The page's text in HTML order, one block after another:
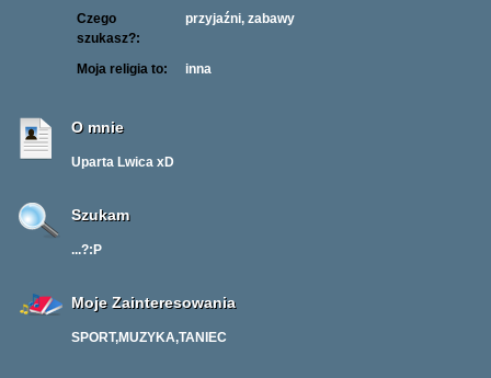
Czego
szukasz?:
przyjaźni, zabawy
Moja religia to: inna
O mnie
Uparta Lwica xD
Szukam
...?:P
Moje Zainteresowania
SPORT,MUZYKA,TANIEC